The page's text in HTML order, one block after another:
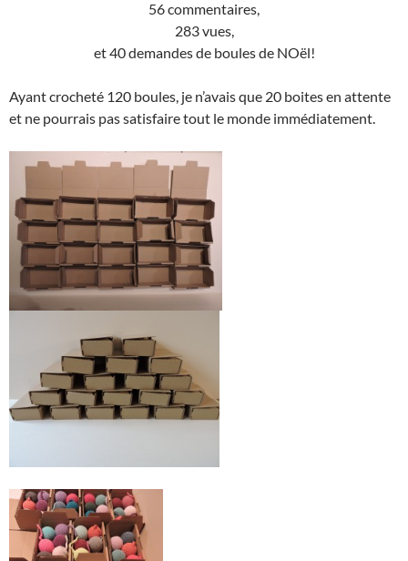
56 commentaires,
283 vues,
et 40 demandes de boules de NOël!
Ayant crocheté 120 boules, je n’avais que 20 boites en attente
et ne pourrais pas satisfaire tout le monde immédiatement.